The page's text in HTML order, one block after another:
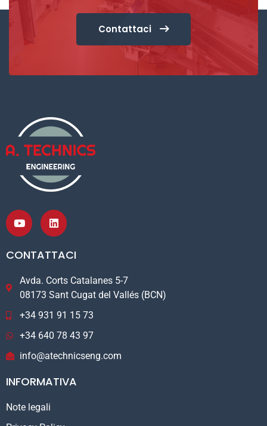
Contattaci
CONTATTACI
Avda. Corts Catalanes 5-7
08173 Sant Cugat del Vallés (BCN)
+34 931 91 15 73
+34 640 78 43 97
info@atechnicseng.com
INFORMATIVA
Note legali